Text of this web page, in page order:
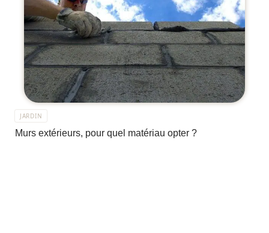
JARDIN
Murs extérieurs, pour quel matériau opter ?